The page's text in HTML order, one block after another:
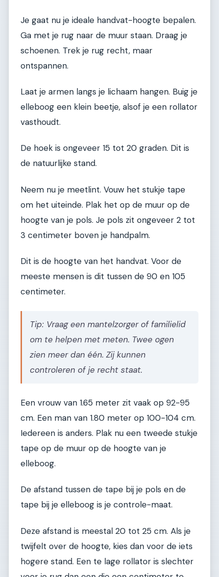
Je gaat nu je ideale handvat-hoogte bepalen.
Ga met je rug naar de muur staan. Draag je
schoenen. Trek je rug recht, maar
ontspannen.
Laat je armen langs je lichaam hangen. Buig je
elleboog een klein beetje, alsof je een rollator
vasthoudt.
De hoek is ongeveer 15 tot 20 graden. Dit is
de natuurlijke stand.
Neem nu je meetlint. Vouw het stukje tape
om het uiteinde. Plak het op de muur op de
hoogte van je pols. Je pols zit ongeveer 2 tot
3 centimeter boven je handpalm.
Dit is de hoogte van het handvat. Voor de
meeste mensen is dit tussen de 90 en 105
centimeter.
Tip: Vraag een mantelzorger of familielid
om te helpen met meten. Twee ogen
zien meer dan één. Zij kunnen
controleren of je recht staat.
Een vrouw van 1.65 meter zit vaak op 92-95
cm. Een man van 1.80 meter op 100-104 cm.
Iedereen is anders. Plak nu een tweede stukje
tape op de muur op de hoogte van je
elleboog.
De afstand tussen de tape bij je pols en de
tape bij je elleboog is je controle-maat.
Deze afstand is meestal 20 tot 25 cm. Als je
twijfelt over de hoogte, kies dan voor de iets
hogere stand. Een te lage rollator is slechter